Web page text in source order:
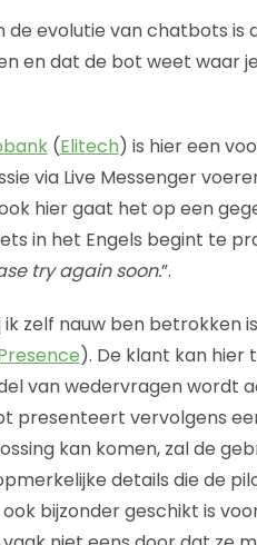
de evolutie van chatbots
en dat de bot weet waar
(Elitech) is hier een
via Live Messenger
hier gaat het op een
in het Engels begint te
try again soon.”.
zelf nauw ben betrokken
). De klant kan hier
van wedervragen wordt
presenteert vervolgens
kan komen, zal de
details die de
bijzonder geschikt is